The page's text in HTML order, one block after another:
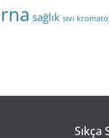
rna sağlık sıvı